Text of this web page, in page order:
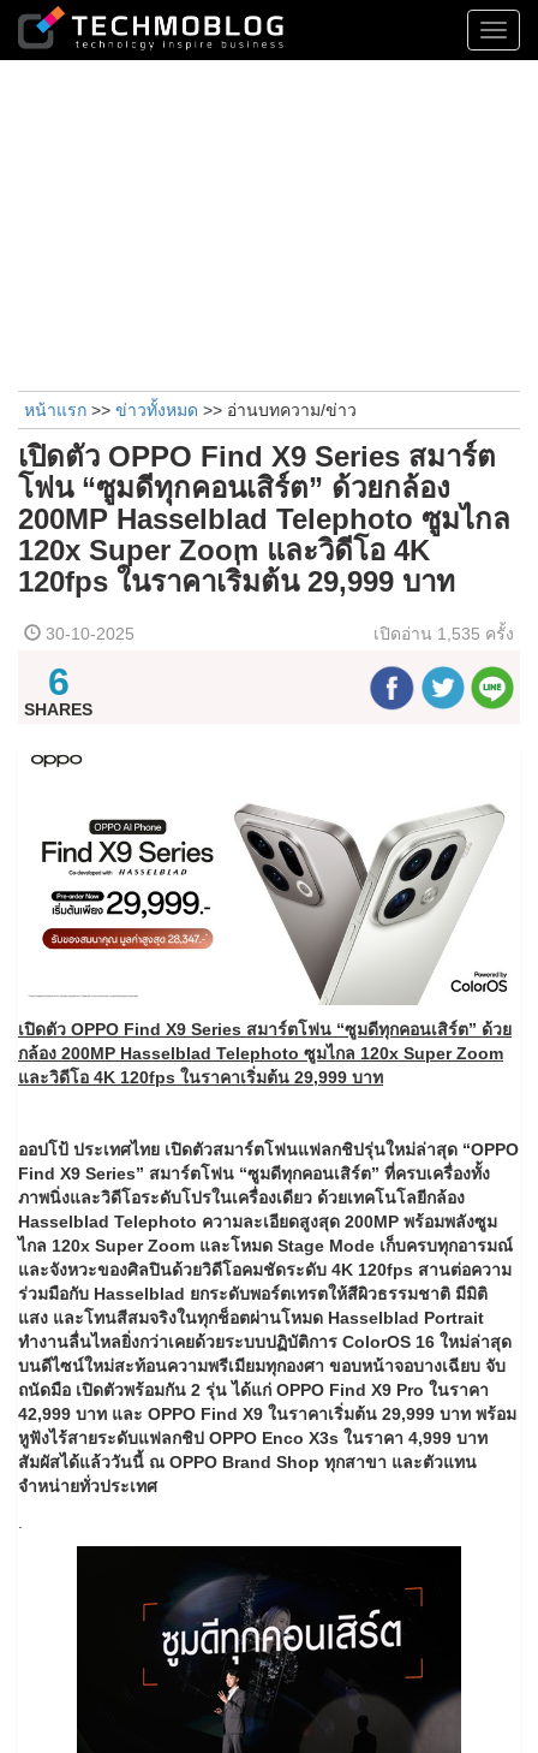
หน้าแรก >> ข่าวทั้งหมด >> อ่านบทความ/ข่าว
เปิดตัว OPPO Find X9 Series สมาร์ต
โฟน “ซูมดีทุกคอนเสิร์ต” ด้วยกล้อง
200MP Hasselblad Telephoto ซูมไกล
120x Super Zoom และวิดีโอ 4K
120fps ในราคาเริ่มต้น 29,999 บาท
30-10-2025 เปิดอ่าน 1,535 ครั้ง
6
SHARES
เปิดตัว OPPO Find X9 Series สมาร์ตโฟน “ซูมดีทุกคอนเสิร์ต” ด้วย
กล้อง 200MP Hasselblad Telephoto ซูมไกล 120x Super Zoom
และวิดีโอ 4K 120fps ในราคาเริ่มต้น 29,999 บาท
ออปโป้ ประเทศไทย เปิดตัวสมาร์ตโฟนแฟลกชิปรุ่นใหม่ล่าสุด “OPPO
Find X9 Series” สมาร์ตโฟน “ซูมดีทุกคอนเสิร์ต” ที่ครบเครื่องทั้ง
ภาพนิ่งและวิดีโอระดับโปรในเครื่องเดียว ด้วยเทคโนโลยีกล้อง
Hasselblad Telephoto ความละเอียดสูงสุด 200MP พร้อมพลังซูม
ไกล 120x Super Zoom และโหมด Stage Mode เก็บครบทุกอารมณ์
และจังหวะของศิลปินด้วยวิดีโอคมชัดระดับ 4K 120fps สานต่อความ
ร่วมมือกับ Hasselblad ยกระดับพอร์ตเทรตให้สีผิวธรรมชาติ มีมิติ
แสง และโทนสีสมจริงในทุกช็อตผ่านโหมด Hasselblad Portrait
ทำงานลื่นไหลยิ่งกว่าเคยด้วยระบบปฏิบัติการ ColorOS 16 ใหม่ล่าสุด
บนดีไซน์ใหม่สะท้อนความพรีเมียมทุกองศา ขอบหน้าจอบางเฉียบ จับ
ถนัดมือ เปิดตัวพร้อมกัน 2 รุ่น ได้แก่ OPPO Find X9 Pro ในราคา
42,999 บาท และ OPPO Find X9 ในราคาเริ่มต้น 29,999 บาท พร้อม
หูฟังไร้สายระดับแฟลกชิป OPPO Enco X3s ในราคา 4,999 บาท
สัมผัสได้แล้ววันนี้ ณ OPPO Brand Shop ทุกสาขา และตัวแทน
จำหน่ายทั่วประเทศ